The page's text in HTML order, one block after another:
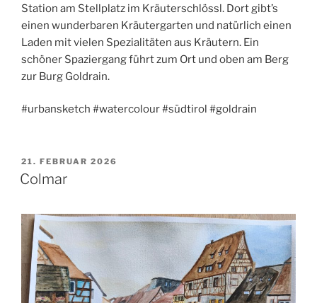
Station am Stellplatz im Kräuterschlössl. Dort gibt’s
einen wunderbaren Kräutergarten und natürlich einen
Laden mit vielen Spezialitäten aus Kräutern. Ein
schöner Spaziergang führt zum Ort und oben am Berg
zur Burg Goldrain.
#urbansketch #watercolour #südtirol #goldrain
VERÖFFENTLICHT
AM
21. FEBRUAR 2026
Colmar